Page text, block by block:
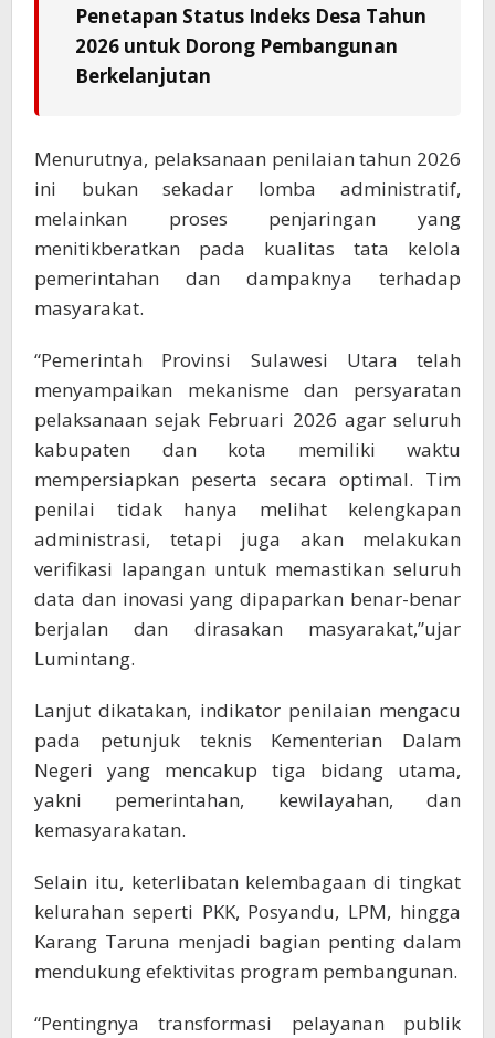
Penetapan Status Indeks Desa Tahun
2026 untuk Dorong Pembangunan
Berkelanjutan
Menurutnya, pelaksanaan penilaian tahun 2026
ini bukan sekadar lomba administratif,
melainkan proses penjaringan yang
menitikberatkan pada kualitas tata kelola
pemerintahan dan dampaknya terhadap
masyarakat.
“Pemerintah Provinsi Sulawesi Utara telah
menyampaikan mekanisme dan persyaratan
pelaksanaan sejak Februari 2026 agar seluruh
kabupaten dan kota memiliki waktu
mempersiapkan peserta secara optimal. Tim
penilai tidak hanya melihat kelengkapan
administrasi, tetapi juga akan melakukan
verifikasi lapangan untuk memastikan seluruh
data dan inovasi yang dipaparkan benar-benar
berjalan dan dirasakan masyarakat,”ujar
Lumintang.
Lanjut dikatakan, indikator penilaian mengacu
pada petunjuk teknis Kementerian Dalam
Negeri yang mencakup tiga bidang utama,
yakni pemerintahan, kewilayahan, dan
kemasyarakatan.
Selain itu, keterlibatan kelembagaan di tingkat
kelurahan seperti PKK, Posyandu, LPM, hingga
Karang Taruna menjadi bagian penting dalam
mendukung efektivitas program pembangunan.
“Pentingnya transformasi pelayanan publik